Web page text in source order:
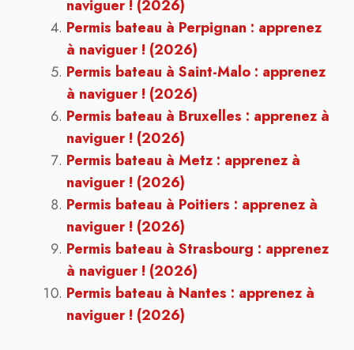
naviguer ! (2026)
Permis bateau à Perpignan : apprenez
à naviguer ! (2026)
Permis bateau à Saint-Malo : apprenez
à naviguer ! (2026)
Permis bateau à Bruxelles : apprenez à
naviguer ! (2026)
Permis bateau à Metz : apprenez à
naviguer ! (2026)
Permis bateau à Poitiers : apprenez à
naviguer ! (2026)
Permis bateau à Strasbourg : apprenez
à naviguer ! (2026)
Permis bateau à Nantes : apprenez à
naviguer ! (2026)